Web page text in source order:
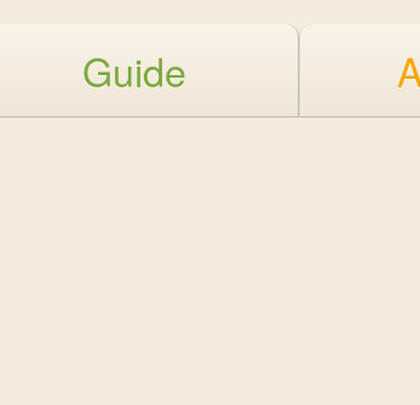
Guide